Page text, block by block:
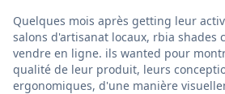
Quelques mois après getting leur
salons d'artisanat locaux, rbia shades
vendre en ligne. ils wanted pour
qualité de leur produit, leurs
ergonomiques, d'une manière